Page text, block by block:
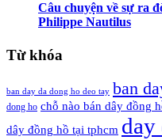
Câu chuyện về sự ra
Philippe Nautilus
Từ khóa
ban day da dong ho deo tay ban
dong ho chỗ nào bán dây đồng
dây đồng hồ tại tphcm day